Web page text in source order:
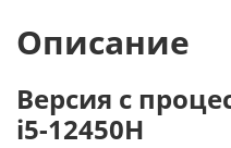
Описание
Версия с
i5-12450H